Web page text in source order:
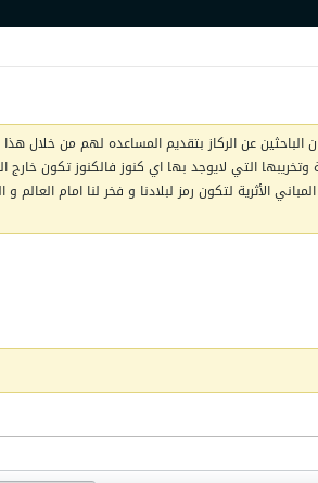
عن الركاز بتقديم المساعده لهم من خلال هذا
وتخريبها التي لايوجد بها اي كنوز فالكنوز تكون
الأثرية لتكون رمز لبلادنا و فخر لنا امام العالم